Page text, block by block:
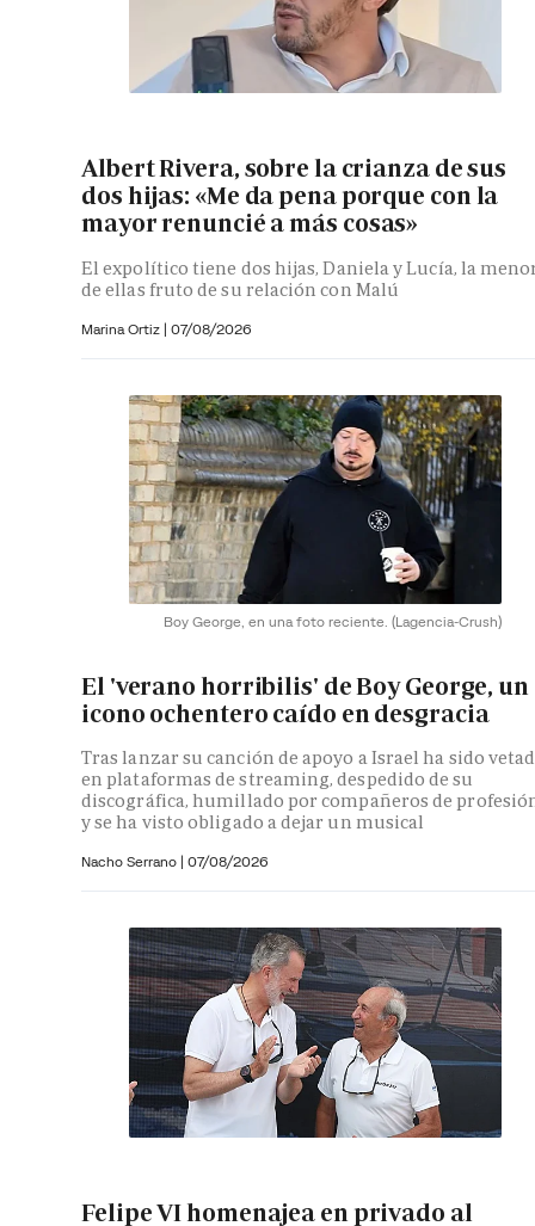
Albert Rivera, sobre la crianza de sus
dos hijas: «Me da pena porque con la
mayor renuncié a más cosas»
El expolítico tiene dos hijas, Daniela y Lucía, la
de ellas fruto de su relación con Malú
Marina Ortiz | 07/08/2026
Boy George, en una foto reciente. (Lagencia-Crush)
El 'verano horribilis' de Boy George, un
icono ochentero caído en desgracia
Tras lanzar su canción de apoyo a Israel ha sido
en plataformas de streaming, despedido de su
discográfica, humillado por compañeros de
y se ha visto obligado a dejar un musical
Nacho Serrano | 07/08/2026
Felipe VI homenajea en privado al